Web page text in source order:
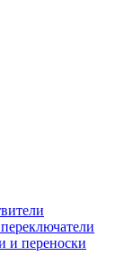
и переноски